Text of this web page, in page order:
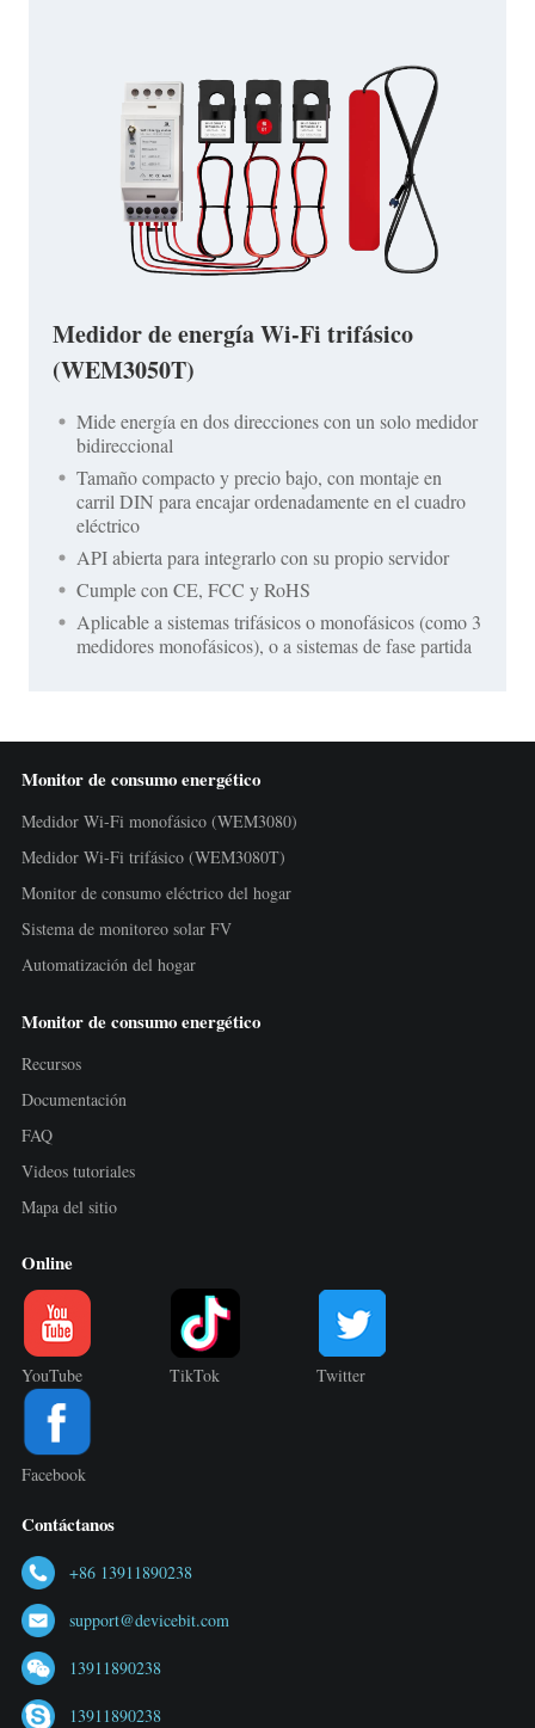
Medidor de energía Wi-Fi trifásico
(WEM3050T)
Mide energía en dos direcciones con un solo medidor
bidireccional
Tamaño compacto y precio bajo, con montaje en
carril DIN para encajar ordenadamente en el cuadro
eléctrico
API abierta para integrarlo con su propio servidor
Cumple con CE, FCC y RoHS
Aplicable a sistemas trifásicos o monofásicos (como 3
medidores monofásicos), o a sistemas de fase partida
Monitor de consumo energético
Medidor Wi-Fi monofásico (WEM3080)
Medidor Wi-Fi trifásico (WEM3080T)
Monitor de consumo eléctrico del hogar
Sistema de monitoreo solar FV
Automatización del hogar
Monitor de consumo energético
Recursos
Documentación
FAQ
Videos tutoriales
Mapa del sitio
Online
YouTube TikTok Twitter
Facebook
Contáctanos
+86 13911890238
support@devicebit.com
13911890238
13911890238